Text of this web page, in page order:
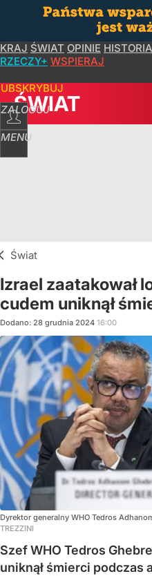
KRAJ ŚWIAT OPINIE HISTORIA
RZECZY+ WSPIERAJ
ZALOGUJ
MENU
ŚWIAT
Świat
Izrael zaatakował
cudem uniknął
Dodano: 28 grudnia 2024 16:00
Dyrektor generalny WHO Tedros
TREZZINI
Szef WHO Tedros
uniknął śmierci podczas